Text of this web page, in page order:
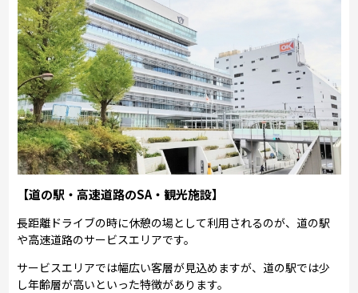
【道の駅・高速道路のSA・観光施設】
長距離ドライブの時に休憩の場として利用されるのが、道の駅
や高速道路のサービスエリアです。
サービスエリアでは幅広い客層が見込めますが、道の駅では少
し年齢層が高いといった特徴があります。